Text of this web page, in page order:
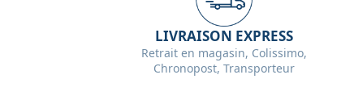
LIVRAISON EXPRESS
Retrait en magasin, Colissimo,
Chronopost, Transporteur